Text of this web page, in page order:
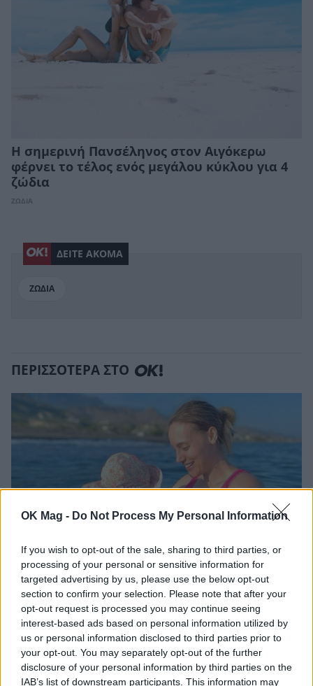
OK Mag - Do Not Process My Personal Information
If you wish to opt-out of the sale, sharing to third parties, or
processing of your personal or sensitive information for
targeted advertising by us, please use the below opt-out
section to confirm your selection. Please note that after your
opt-out request is processed you may continue seeing
interest-based ads based on personal information utilized by
us or personal information disclosed to third parties prior to
your opt-out. You may separately opt-out of the further
disclosure of your personal information by third parties on the
IAB’s list of downstream participants. This information may
Η σημερινή Πανσέληνος στον Αιγόκερω
φέρνει το τέλος ενός μεγάλου κύκλου για 4
ζώδια
ΖΩΔΙΑ
ΔΕΙΤΕ ΑΚΟΜΑ
ΖΩΔΙΑ
ΠΕΡΙΣΣΟΤΕΡΑ ΣΤΟ
Άννα Κορακάκη: «Το πιο πολύτιμο
“μετάλλιό” μου είναι η κόρη μου» – Τα
συγκινητικά λόγια της για τα 10 χρόνια από
την κατάκτηση του χρυσού
CELEBRITIES